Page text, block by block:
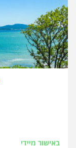
באישור מיידי